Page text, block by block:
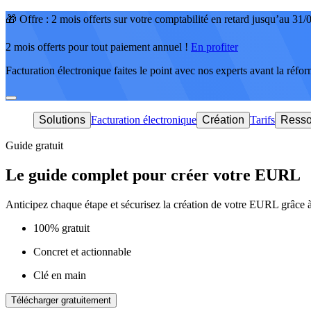
🎁 Offre : 2 mois offerts sur votre comptabilité en retard jusqu’au 31/
2 mois offerts pour tout paiement annuel ! En profiter
Facturation électronique faites le point avec nos experts avant la
Solutions Facturation électronique Création Tarifs
Guide gratuit
Le guide complet pour créer votre EURL
Anticipez chaque étape et sécurisez la création de votre EURL grâce
100% gratuit
Concret et actionnable
Clé en main
Télécharger gratuitement